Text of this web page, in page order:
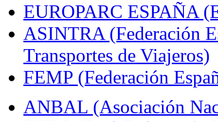
EUROPARC ESPAÑA
ASINTRA (Federación
Transportes de Viajeros)
FEMP (Federación
ANBAL (Asociación